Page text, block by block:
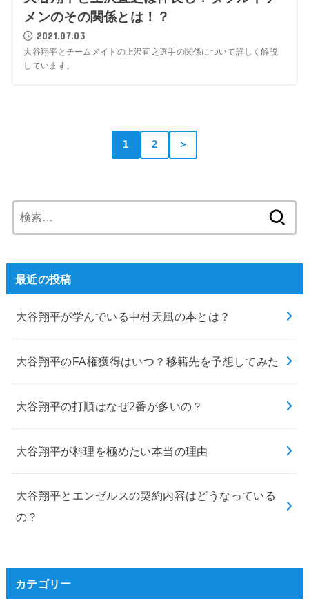
メンのその関係とは！？
2021.07.03
大谷翔平とチームメイトの上沢直之選手の関係について詳しく解説
しています。
1 2 ＞
索:
最近の投稿
大谷翔平が学んでいる中村天風の本とは？
大谷翔平のFA権獲得はいつ？移籍先を予想してみた
大谷翔平の打順はなぜ2番が多いの？
大谷翔平が料理を極めたい本当の理由
大谷翔平とエンゼルスの契約内容はどうなっている
の？
カテゴリー